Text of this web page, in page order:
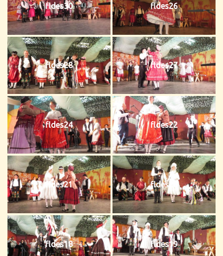
fldes30 fldes26
fldes28 fldes27
fldes24 fldes22
fldes21 fldes20
fldes18 fldes19